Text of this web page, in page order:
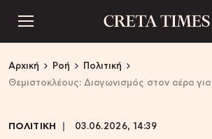
Αρχική Ροή
Πολιτική
Θεμιστοκλέους: Διαγωνισμός στον αέρα για
ΠΟΛΙΤΙΚΗ 03.06.2026, 14:39